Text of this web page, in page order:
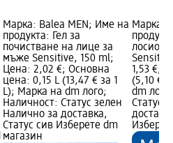
Марка: Balea MEN; Име на
продукта: Гел за
почистване на лице за
мъже Sensitive, 150 ml;
Цена: 2,02 €; Основна
цена: 0,15 L (13,47 € за 1
L); Марка на dm лого;
Наличност: Статус зелен
Налично за доставка,
Статус сив Изберете dm
магазин
Марка:
лосион
1,53 €;
(5,10 €
dm
Статус